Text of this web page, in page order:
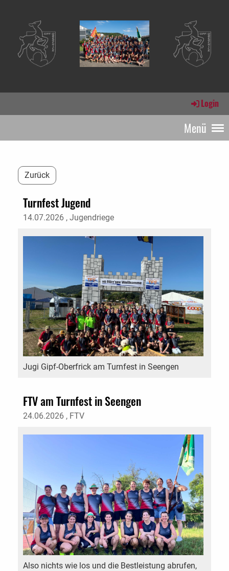
Login
Menü
Zurück
Turnfest Jugend
14.07.2026 , Jugendriege
Jugi Gipf-Oberfrick am Turnfest in Seengen
FTV am Turnfest in Seengen
24.06.2026 , FTV
Also nichts wie los und die Bestleistung abrufen,